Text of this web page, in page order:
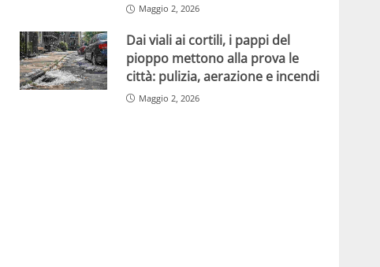
Maggio 2, 2026
Dai viali ai cortili, i pappi del
pioppo mettono alla prova le
città: pulizia, aerazione e incendi
Maggio 2, 2026